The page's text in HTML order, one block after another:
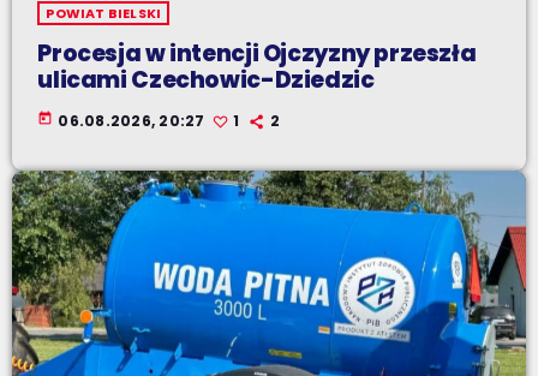
POWIAT BIELSKI
Procesja w intencji Ojczyzny przeszła
ulicami Czechowic-Dziedzic
today 06.08.2026, 20:27 1 2